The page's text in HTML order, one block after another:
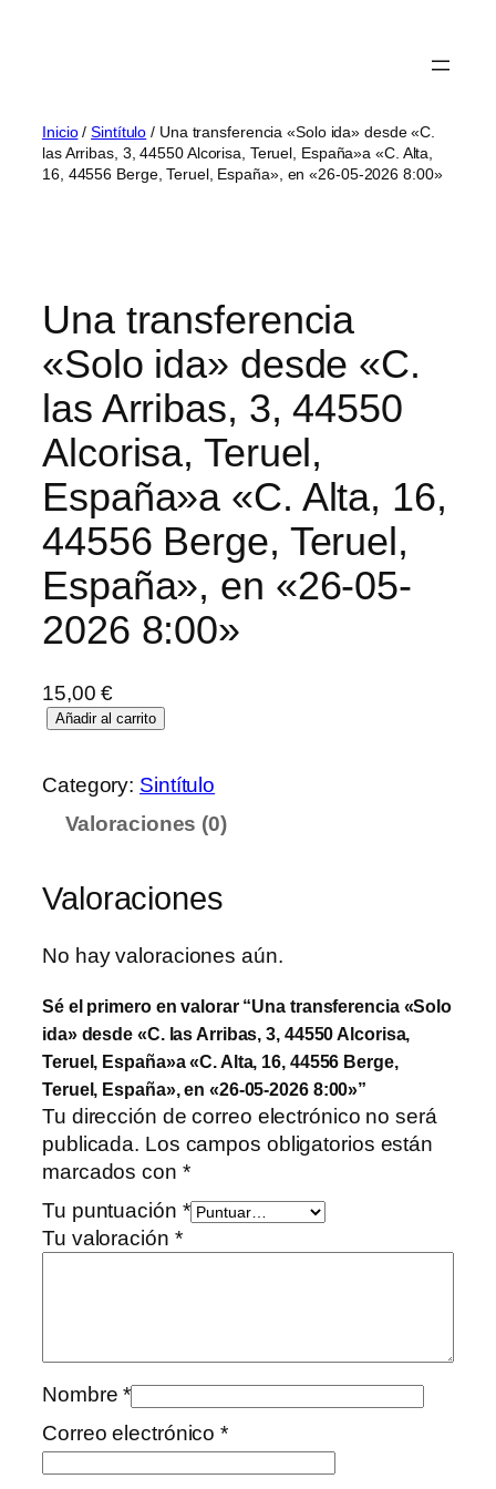
Inicio/Sintítulo / Una transferencia «Solo ida» desde «C.
las Arribas, 3, 44550 Alcorisa, Teruel, España»a «C. Alta,
16, 44556 Berge, Teruel, España», en «26-05-2026 8:00»
Una transferencia
«Solo ida» desde «C.
las Arribas, 3, 44550
Alcorisa, Teruel,
España»a «C. Alta, 16,
44556 Berge, Teruel,
España», en «26-05-
2026 8:00»
15,00€
Añadir al carrito
Category: Sintítulo
Valoraciones (0)
Valoraciones
No hay valoraciones aún.
Sé el primero en valorar “Una transferencia «Solo
ida» desde «C. las Arribas, 3, 44550 Alcorisa,
Teruel, España»a «C. Alta, 16, 44556 Berge,
Teruel, España», en «26-05-2026 8:00»”
Tu dirección de correo electrónico no será
publicada. Los campos obligatorios están
marcados con *
Tu puntuación *
Tu valoración *
Nombre*
Correo electrónico*